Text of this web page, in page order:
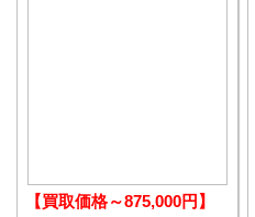
【買取価格～875,000円】